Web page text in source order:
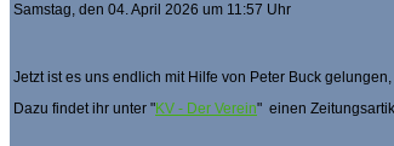
Samstag, den 04. April 2026 um 11:57 Uhr
Jetzt ist es uns endlich mit Hilfe von Peter Buck
Dazu findet ihr unter "KV - Der Verein" einen